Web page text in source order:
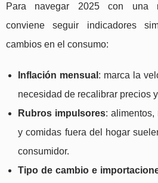
Para navegar 2025 con una
conviene seguir indicadores
cambios en el consumo:
Inflación mensual : marca la
necesidad de recalibrar precios
Rubros impulsores: alimentos,
y comidas fuera del hogar
consumidor.
Tipo de cambio e